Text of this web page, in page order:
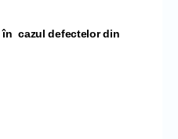
în cazul defectelor din